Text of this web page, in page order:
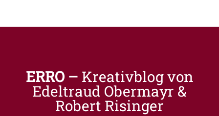
ERRO – Kreativblog von
Edeltraud Obermayr &
Robert Risinger